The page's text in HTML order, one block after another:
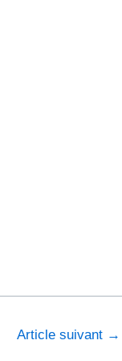
Article suivant →